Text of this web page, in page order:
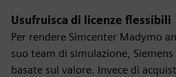
Usufruisca di licenze flessibili
Per rendere Simcenter Madymo
suo team di simulazione,
basate sul valore. Invece di